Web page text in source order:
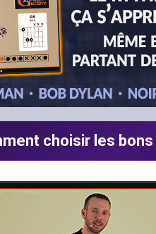
choisir les